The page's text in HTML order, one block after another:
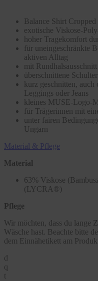
Balance Shirt
exotische Viskose-
hoher Tragekomfort
für uneingeschränkte
aktiven Alltag
mit
überschnittene
kurz geschnitten,
Leggings oder Jeans
kleines MUSE-Logo-
für Trägerinnen mit
unter fairen
Ungarn
Material & Pflege
Material
63% Viskose
(LYCRA®)
Pflege
Wir möchten, dass du lange
Wäsche hast. Beachte bitte
dem Einnähetikett am
d
q
t